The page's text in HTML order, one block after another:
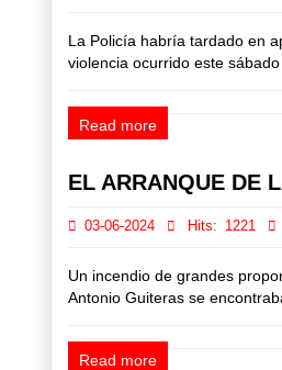
La Policía habría tardado en
violencia ocurrido este
Read more
EL ARRANQUE DE
03-06-2024 Hits: 1221
Un incendio de grandes
Antonio Guiteras se
Read more